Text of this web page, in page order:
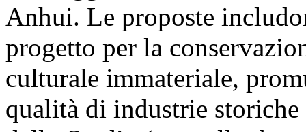
Anhui. Le proposte
progetto per la
culturale immateriale,
qualità di industrie